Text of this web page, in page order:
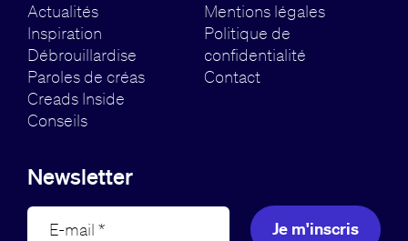
Actualités
Inspiration
Débrouillardise
Paroles de créas
Creads Inside
Conseils
Mentions légales
Politique de
confidentialité
Contact
Newsletter
Je m'inscris